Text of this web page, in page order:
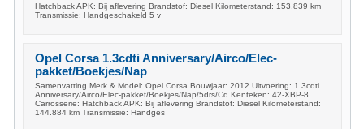
Hatchback APK: Bij aflevering Brandstof: Diesel Kilometerstand: 153.839 km
Transmissie: Handgeschakeld 5 v
Opel Corsa 1.3cdti Anniversary/Airco/Elec-
pakket/Boekjes/Nap
Samenvatting Merk & Model: Opel Corsa Bouwjaar: 2012 Uitvoering: 1.3cdti
Anniversary/Airco/Elec-pakket/Boekjes/Nap/5drs/Cd Kenteken: 42-XBP-8
Carrosserie: Hatchback APK: Bij aflevering Brandstof: Diesel Kilometerstand:
144.884 km Transmissie: Handges